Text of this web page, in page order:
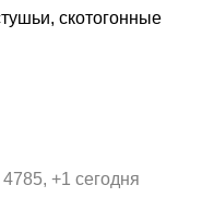
скотогонные
4785, +1 сегодня